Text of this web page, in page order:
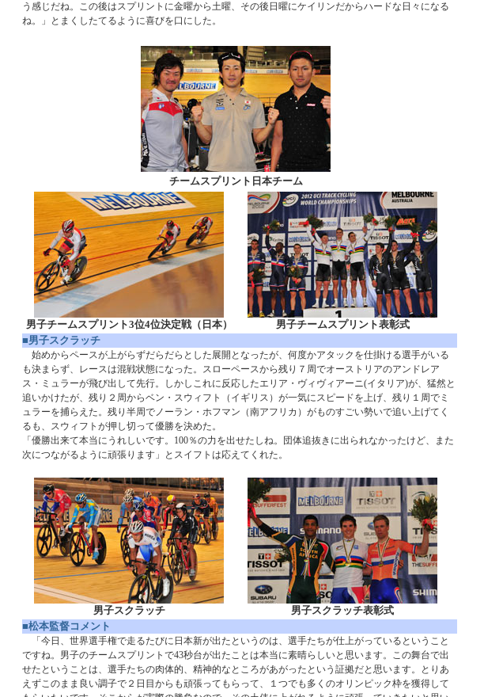
う感じだね。この後はスプリントに金曜から土曜、その後日曜にケイリンだからハードな日々になる
ね。」とまくしたてるように喜びを口にした。
チームスプリント日本チーム
男子チームスプリント3位4位決定戦（日本）
男子チームスプリント表彰式
■男子スクラッチ
始めからペースが上がらずだらだらとした展開となったが、何度かアタックを仕掛ける選手がいる
も決まらず、レースは混戦状態になった。スローペースから残り７周でオーストリアのアンドレア
ス・ミュラーが飛び出して先行。しかしこれに反応したエリア・ヴィヴィアーニ(イタリア)が、猛然と
追いかけたが、残り２周からベン・スウィフト（イギリス）が一気にスピードを上げ、残り１周でミ
ュラーを捕らえた。残り半周でノーラン・ホフマン（南アフリカ）がものすごい勢いで追い上げてく
るも、スウィフトが押し切って優勝を決めた。
「優勝出来て本当にうれしいです。100％の力を出せたしね。団体追抜きに出られなかったけど、また
次につながるように頑張ります」とスイフトは応えてくれた。
男子スクラッチ
男子スクラッチ表彰式
■松本監督コメント
「今日、世界選手権で走るたびに日本新が出たというのは、選手たちが仕上がっているということ
ですね。男子のチームスプリントで43秒台が出たことは本当に素晴らしいと思います。この舞台で出
せたということは、選手たちの肉体的、精神的なところがあがったという証拠だと思います。とりあ
えずこのまま良い調子で２日目からも頑張ってもらって、１つでも多くのオリンピック枠を獲得して